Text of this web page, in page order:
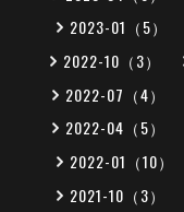
2023-01（5）
2022-10（3）
2022-07（4）
2022-04（5）
2022-01（10）
2021-10（3）